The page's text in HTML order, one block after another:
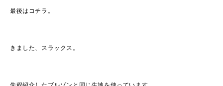
最後はコチラ。
きました、スラックス。